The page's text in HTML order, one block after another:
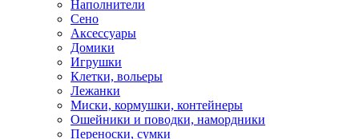
Наполнители
Сено
Аксессуары
Домики
Игрушки
Клетки, вольеры
Лежанки
Миски, кормушки, контейнеры
Ошейники и поводки, намордники
Переноски, сумки